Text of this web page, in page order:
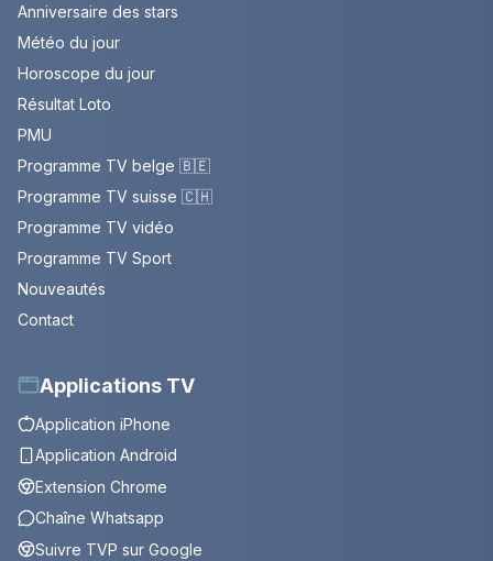
Anniversaire des stars
Météo du jour
Horoscope du jour
Résultat Loto
PMU
Programme TV belge 🇧🇪
Programme TV suisse 🇨🇭
Programme TV vidéo
Programme TV Sport
Nouveautés
Contact
Applications TV
Application iPhone
Application Android
Extension Chrome
Chaîne Whatsapp
Suivre TVP sur Google